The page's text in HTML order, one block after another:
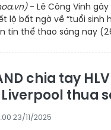
- Lê Công Vinh
lộ bất ngờ về “tuổi sinh
tin thể thao sáng nay
chia tay
thua
23/11/2025